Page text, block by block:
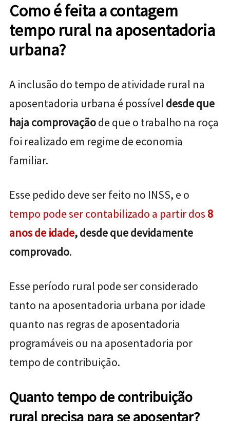
Como é feita a contagem
tempo rural na aposentadoria
urbana?
A inclusão do tempo de atividade rural na
aposentadoria urbana é possível desde que
haja comprovaçãode que o trabalho na roça
foi realizado em regime de economia
familiar.
Esse pedido deve ser feito no INSS, e o
tempo pode ser contabilizado a partir dos 8
anos de idade, desde que devidamente
comprovado.
Esse período rural pode ser considerado
tanto na aposentadoria urbana por idade
quanto nas regras de aposentadoria
programáveis ou na aposentadoria por
tempo de contribuição.
Quanto tempo de contribuição
rural precisa para se aposentar?